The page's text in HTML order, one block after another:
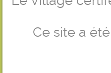
Ce site a